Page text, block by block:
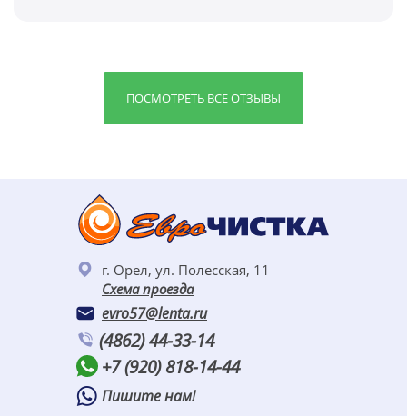
ПОСМОТРЕТЬ ВСЕ ОТЗЫВЫ
г. Орел, ул. Полесская, 11
Схема проезда
evro57@lenta.ru
(4862) 44-33-14
+7 (920) 818-14-44
Пишите нам!